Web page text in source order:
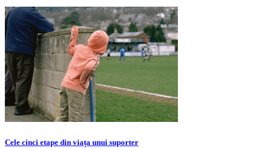
Cele cinci etape din viața unui suporter